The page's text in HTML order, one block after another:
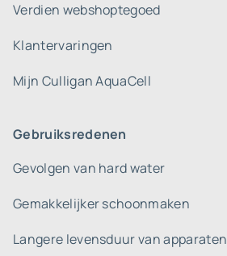
Verdien webshoptegoed
Klantervaringen
Mijn Culligan AquaCell
Gebruiksredenen
Gevolgen van hard water
Gemakkelijker schoonmaken
Langere levensduur van apparaten